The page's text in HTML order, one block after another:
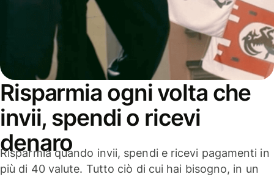
Risparmia ogni volta che
invii, spendi o ricevi
denaro
Risparmia quando invii, spendi e ricevi pagamenti in
più di 40 valute. Tutto ciò di cui hai bisogno, in un